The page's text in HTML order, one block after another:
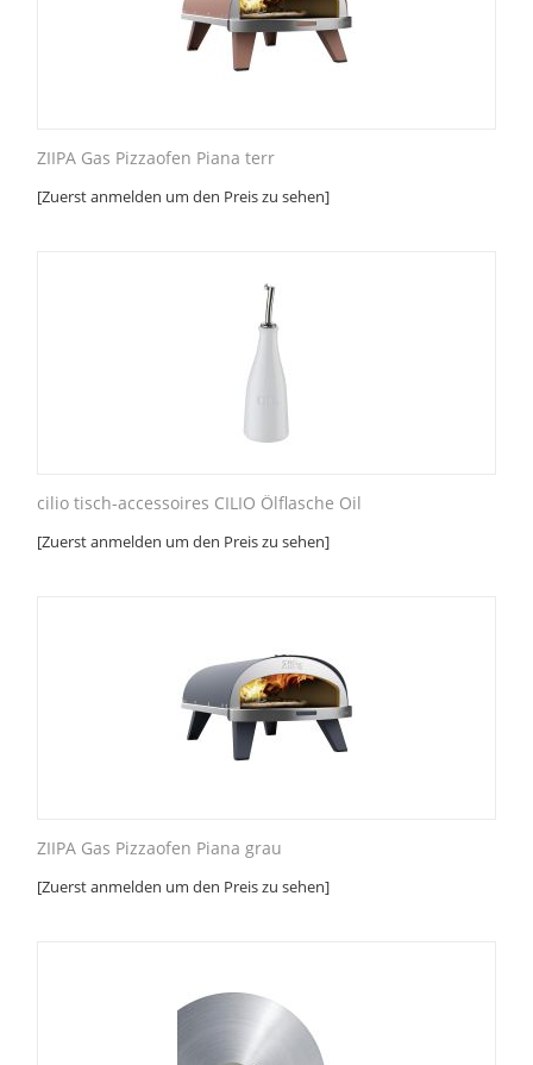
ZIIPA Gas Pizzaofen Piana terr
[Zuerst anmelden um den Preis zu sehen]
cilio tisch-accessoires CILIO Ölflasche Oil
[Zuerst anmelden um den Preis zu sehen]
ZIIPA Gas Pizzaofen Piana grau
[Zuerst anmelden um den Preis zu sehen]